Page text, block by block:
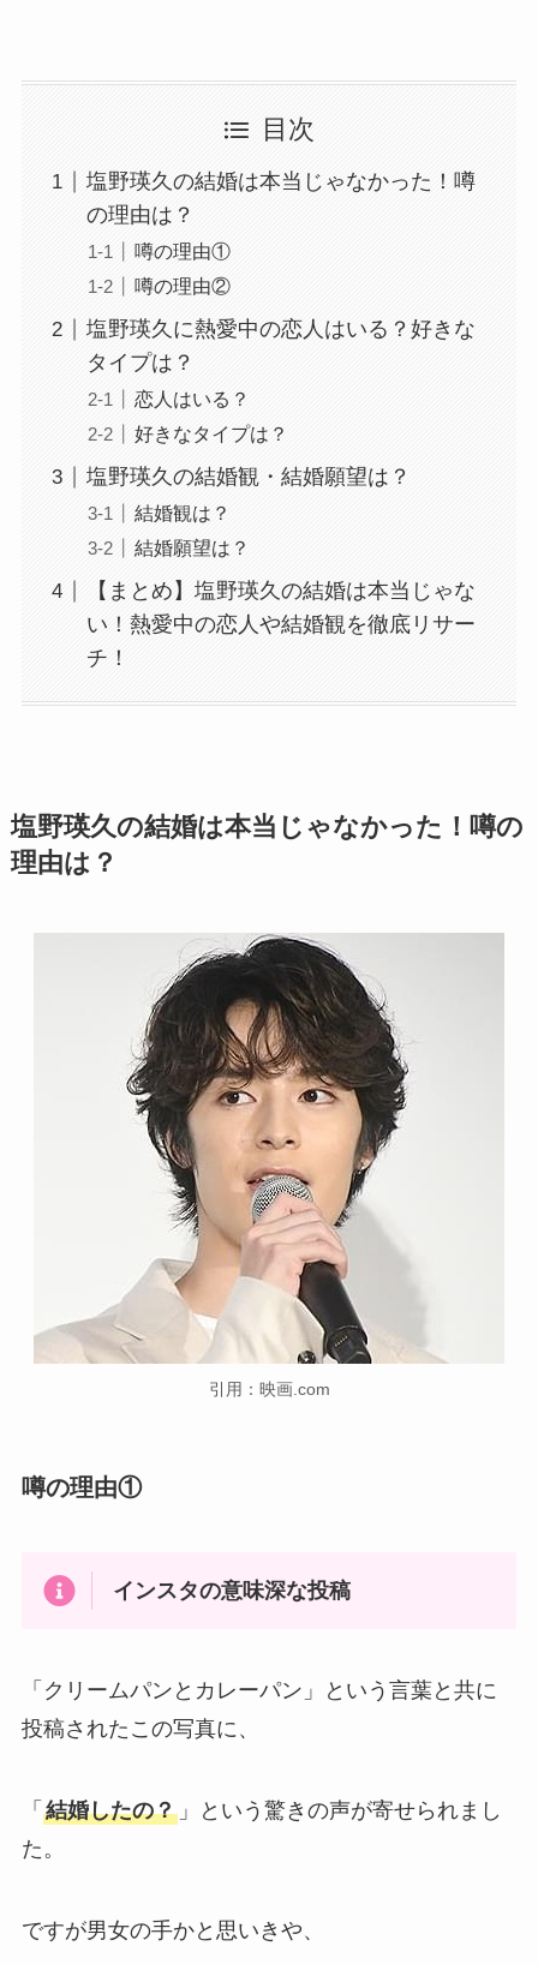
目次
塩野瑛久の結婚は本当じゃなかった！噂
の理由は？
噂の理由①
噂の理由②
塩野瑛久に熱愛中の恋人はいる？好きな
タイプは？
恋人はいる？
好きなタイプは？
塩野瑛久の結婚観・結婚願望は？
結婚観は？
結婚願望は？
【まとめ】塩野瑛久の結婚は本当じゃな
い！熱愛中の恋人や結婚観を徹底リサー
チ！
塩野瑛久の結婚は本当じゃなかった！噂の
理由は？
引用：映画.com
噂の理由①
インスタの意味深な投稿
「クリームパンとカレーパン」という言葉と共に
投稿されたこの写真に、
「 結婚したの？」という驚きの声が寄せられまし
た。
ですが男女の手かと思いきや、